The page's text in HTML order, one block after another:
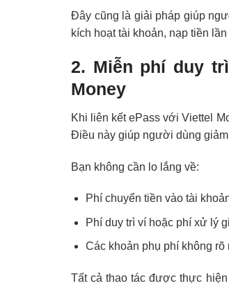
Đây cũng là giải pháp giúp
kích hoạt tài khoản, nạp tiền
2. Miễn phí duy
Money
Khi liên kết ePass với Viettel
Điều này giúp người dùng
Bạn không cần lo lắng về:
Phí chuyển tiền vào tài
Phí duy trì ví hoặc phí xử lý
Các khoản phụ phí không rõ
Tất cả thao tác được thực